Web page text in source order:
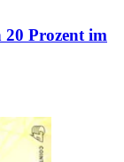
Prozent im